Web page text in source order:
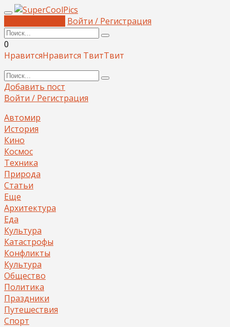
Войти / Регистрация
0
НравитсяНравится ТвитТвит
Добавить пост
Войти / Регистрация
Автомир
История
Кино
Космос
Техника
Природа
Статьи
Еще
Архитектура
Еда
Культура
Катастрофы
Конфликты
Культура
Общество
Политика
Праздники
Путешествия
Спорт